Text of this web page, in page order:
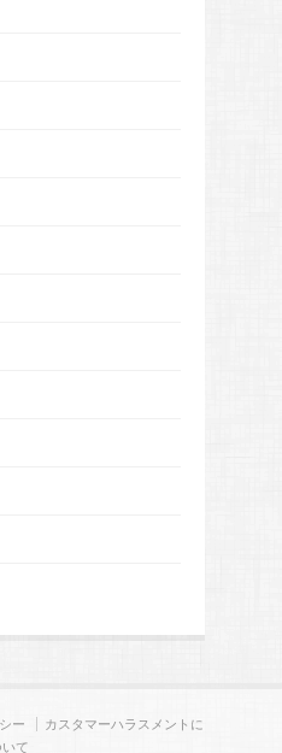
ー
カスタマーハラスメントに
いて